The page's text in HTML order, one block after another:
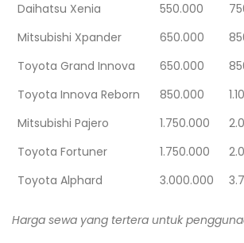
Daihatsu Xenia
550.000
Mitsubishi Xpander
650.000
Toyota Grand Innova
650.000
Toyota Innova Reborn
850.000
Mitsubishi Pajero
1.750.000
Toyota Fortuner
1.750.000
Toyota Alphard
3.000.000
Harga sewa yang tertera untuk